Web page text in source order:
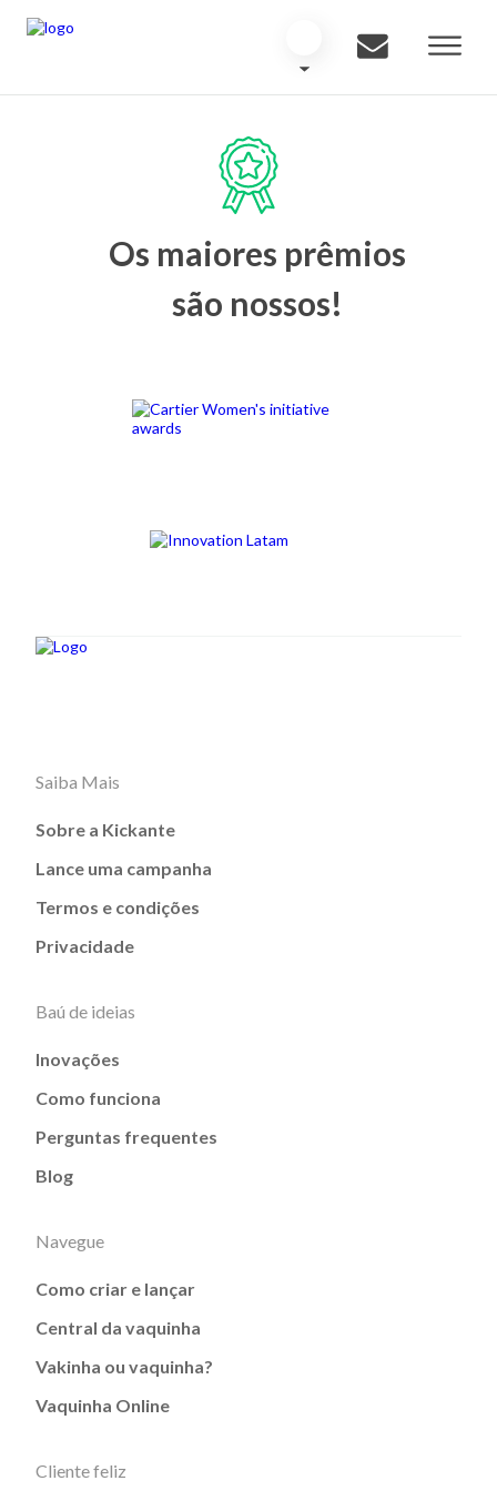
Os maiores prêmios
são nossos!
Saiba Mais
Sobre a Kickante
Lance uma campanha
Termos e condições
Privacidade
Baú de ideias
Inovações
Como funciona
Perguntas frequentes
Blog
Navegue
Como criar e lançar
Central da vaquinha
Vakinha ou vaquinha?
Vaquinha Online
Cliente feliz